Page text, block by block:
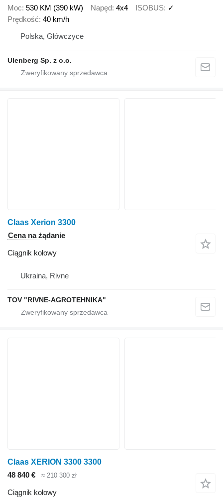
Moc 530 KM (390 kW) Napęd 4x4 ISOBUS ✓
Prędkość 40 km/h
Polska, Główczyce
Ulenberg Sp. z o.o.
Claas Xerion 3300
Cena na żądanie
Ciągnik kołowy
Ukraina, Rivne
TOV "RIVNE-AGROTEHNIKA"
Claas XERION 3300 3300
48 840 €
≈ 210 300 zł
Ciągnik kołowy